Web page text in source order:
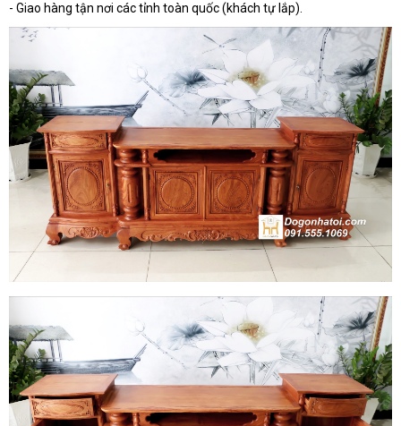
- Giao hàng tận nơi các tỉnh toàn quốc (khách tự lắp).